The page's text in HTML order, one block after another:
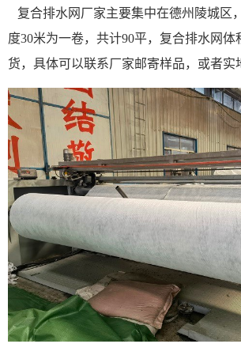
复合排水网厂家主要集中在德州陵城区
度30米为一卷，共计90平，复合排水网体
货，具体可以联系厂家邮寄样品，或者实